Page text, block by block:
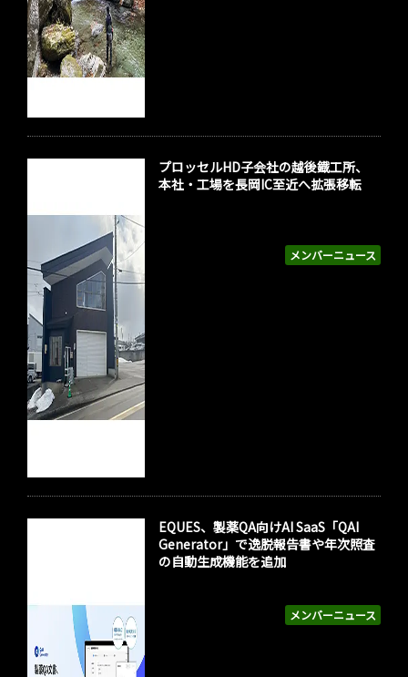
メンバーニュース
プロッセルHD子会社の越後鐡工所、
本社・工場を長岡IC至近へ拡張移転
メンバーニュース
EQUES、製薬QA向けAI SaaS「QAI
Generator」で逸脱報告書や年次照査
の自動生成機能を追加